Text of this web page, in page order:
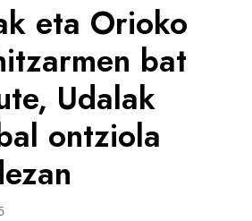
eta Orioko
bat
Udalak
ontziola